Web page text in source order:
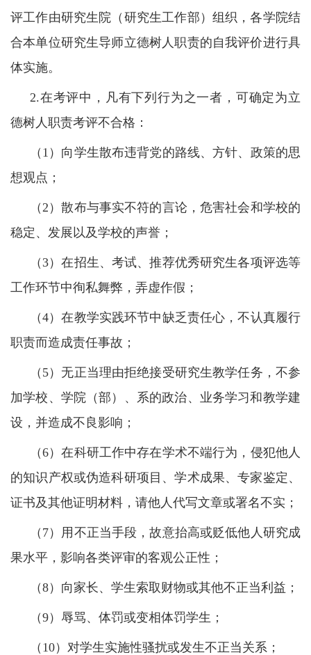
评工作由研究生院（研究生工作部）组织，各学院结
合本单位研究生导师立德树人职责的自我评价进行具
体实施。
2.在考评中，凡有下列行为之一者，可确定为立
德树人职责考评不合格：
（1）向学生散布违背党的路线、方针、政策的思
想观点；
（2）散布与事实不符的言论，危害社会和学校的
稳定、发展以及学校的声誉；
（3）在招生、考试、推荐优秀研究生各项评选等
工作环节中徇私舞弊，弄虚作假；
（4）在教学实践环节中缺乏责任心，不认真履行
职责而造成责任事故；
（5）无正当理由拒绝接受研究生教学任务，不参
加学校、学院（部）、系的政治、业务学习和教学建
设，并造成不良影响；
（6）在科研工作中存在学术不端行为，侵犯他人
的知识产权或伪造科研项目、学术成果、专家鉴定、
证书及其他证明材料，请他人代写文章或署名不实；
（7）用不正当手段，故意抬高或贬低他人研究成
果水平，影响各类评审的客观公正性；
（8）向家长、学生索取财物或其他不正当利益；
（9）辱骂、体罚或变相体罚学生；
（10）对学生实施性骚扰或发生不正当关系；